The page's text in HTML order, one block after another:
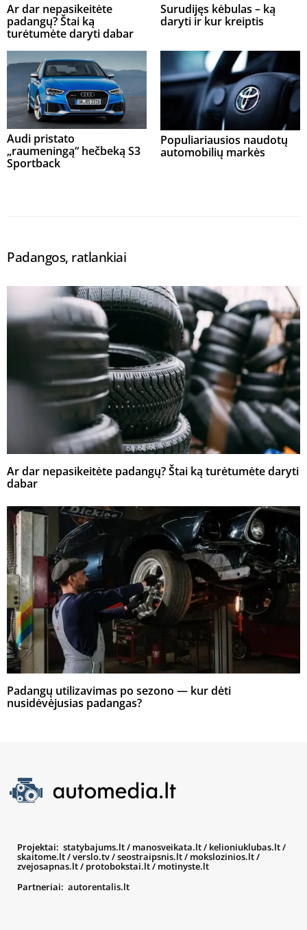
Ar dar nepasikeitėte
padangų? Štai ką
turėtumėte daryti dabar
Surudijęs kėbulas – ką
daryti ir kur kreiptis
Audi pristato
„raumeningą“ hečbeką S3
Sportback
Populiariausios naudotų
automobilių markės
Padangos, ratlankiai
Ar dar nepasikeitėte padangų? Štai ką turėtumėte daryti
dabar
Padangų utilizavimas po sezono — kur dėti
nusidėvėjusias padangas?
Projektai: statybajums.lt/ manosveikata.lt/ kelioniuklubas.lt/
skaitome.lt/verslo.tv/seostraipsnis.lt/ mokslozinios.lt/
zvejosapnas.lt/ protobokstai.lt/ motinyste.lt
Partneriai: autorentalis.lt